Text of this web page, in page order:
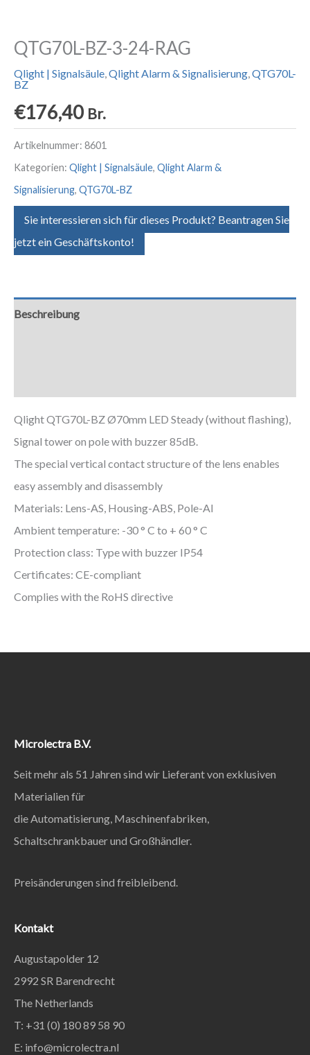
QTG70L-BZ-3-24-RAG
Qlight | Signalsäule,Qlight Alarm & Signalisierung,QTG70L-
BZ
€176,40 Br.
Artikelnummer: 8601
Kategorien: Qlight | Signalsäule, Qlight Alarm &
Signalisierung, QTG70L-BZ
Sie interessieren sich für dieses Produkt? Beantragen Sie
jetzt ein Geschäftskonto!
Beschreibung
Qlight QTG70L-BZ Ø70mm LED Steady (without flashing),
Signal tower on pole with buzzer 85dB.
The special vertical contact structure of the lens enables
easy assembly and disassembly
Materials: Lens-AS, Housing-ABS, Pole-Al
Ambient temperature: -30 ° C to + 60 ° C
Protection class: Type with buzzer IP54
Certificates: CE-compliant
Complies with the RoHS directive
Microlectra B.V.
Seit mehr als 51 Jahren sind wir Lieferant von exklusiven
Materialien für
die Automatisierung, Maschinenfabriken,
Schaltschrankbauer und Großhändler.
Preisänderungen sind freibleibend.
Kontakt
Augustapolder 12
2992 SR Barendrecht
The Netherlands
T: +31 (0) 180 89 58 90
E: info@microlectra.nl